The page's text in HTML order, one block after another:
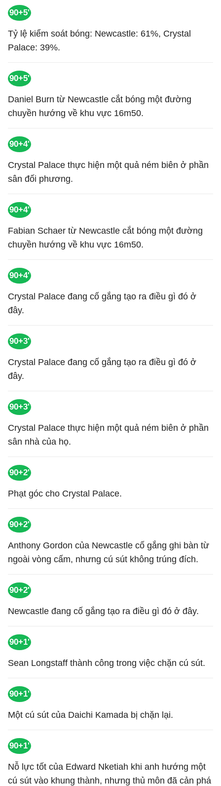
90+5'
Tỷ lệ kiểm soát bóng: Newcastle: 61%, Crystal
Palace: 39%.
90+5'
Daniel Burn từ Newcastle cắt bóng một đường
chuyền hướng về khu vực 16m50.
90+4'
Crystal Palace thực hiện một quả ném biên ở phần
sân đối phương.
90+4'
Fabian Schaer từ Newcastle cắt bóng một đường
chuyền hướng về khu vực 16m50.
90+4'
Crystal Palace đang cố gắng tạo ra điều gì đó ở
đây.
90+3'
Crystal Palace đang cố gắng tạo ra điều gì đó ở
đây.
90+3'
Crystal Palace thực hiện một quả ném biên ở phần
sân nhà của họ.
90+2'
Phạt góc cho Crystal Palace.
90+2'
Anthony Gordon của Newcastle cố gắng ghi bàn từ
ngoài vòng cấm, nhưng cú sút không trúng đích.
90+2'
Newcastle đang cố gắng tạo ra điều gì đó ở đây.
90+1'
Sean Longstaff thành công trong việc chặn cú sút.
90+1'
Một cú sút của Daichi Kamada bị chặn lại.
90+1'
Nỗ lực tốt của Edward Nketiah khi anh hướng một
cú sút vào khung thành, nhưng thủ môn đã cản phá